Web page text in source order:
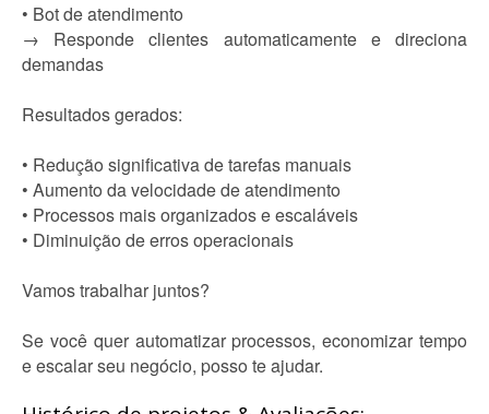
• Bot de atendimento
→ Responde clientes automaticamente e direciona
demandas
Resultados gerados:
• Redução significativa de tarefas manuais
• Aumento da velocidade de atendimento
• Processos mais organizados e escaláveis
• Diminuição de erros operacionais
Vamos trabalhar juntos?
Se você quer automatizar processos, economizar tempo
e escalar seu negócio, posso te ajudar.